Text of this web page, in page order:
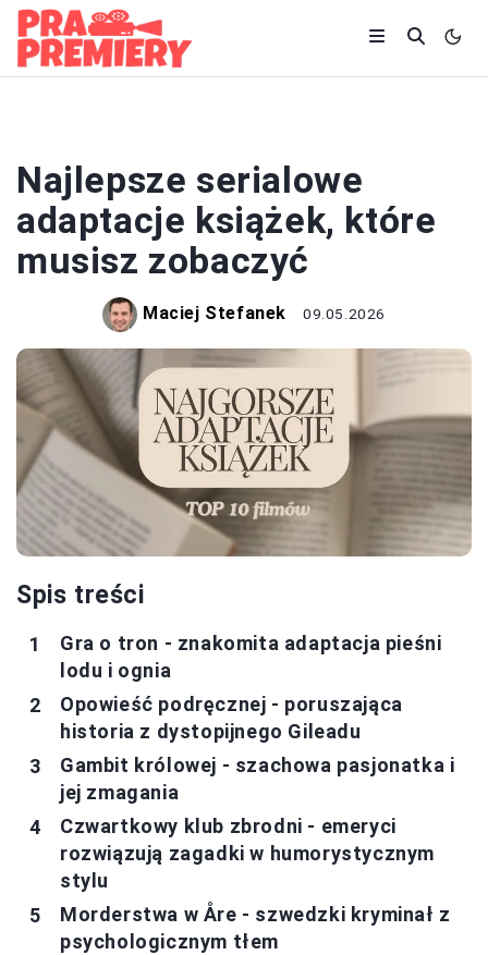
Najlepsze serialowe
adaptacje książek, które
musisz zobaczyć
Maciej Stefanek 09.05.2026
Spis treści
Gra o tron - znakomita adaptacja pieśni
lodu i ognia
Opowieść podręcznej - poruszająca
historia z dystopijnego Gileadu
Gambit królowej - szachowa pasjonatka i
jej zmagania
Czwartkowy klub zbrodni - emeryci
rozwiązują zagadki w humorystycznym
stylu
Morderstwa w Åre - szwedzki kryminał z
psychologicznym tłem